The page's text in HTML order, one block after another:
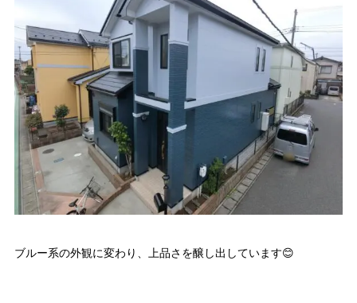
ブルー系の外観に変わり、上品さを醸し出しています😊